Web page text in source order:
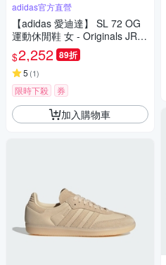
adidas官方直營
【adidas 愛迪達】 SL 72 OG
運動休閒鞋 女 - Originals JR16
40
$2,252 89折
5 (1)
限時下殺 券
加入購物車